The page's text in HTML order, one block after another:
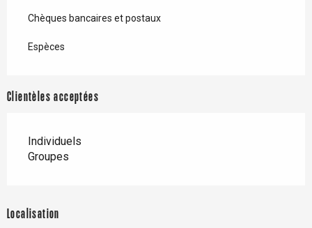
Chèques bancaires et postaux
Espèces
Clientèles acceptées
Individuels
Groupes
Localisation